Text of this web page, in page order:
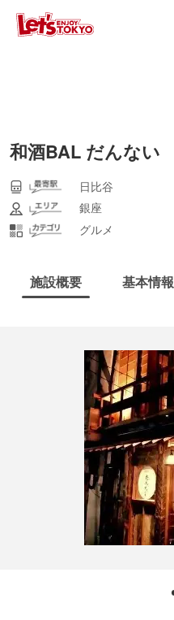
和酒BAL だんない
日比谷
銀座
グルメ
施設概要 基本情報